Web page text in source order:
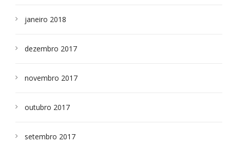
janeiro 2018
dezembro 2017
novembro 2017
outubro 2017
setembro 2017